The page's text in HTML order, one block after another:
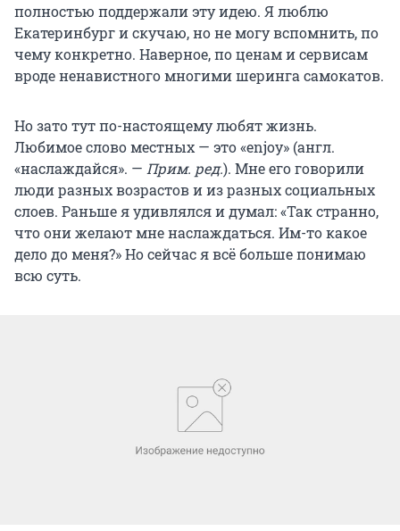
полностью поддержали эту идею. Я люблю
Екатеринбург и скучаю, но не могу вспомнить, по
чему конкретно. Наверное, по ценам и сервисам
вроде ненавистного многими шеринга самокатов.
Но зато тут по-настоящему любят жизнь.
Любимое слово местных — это «enjoy» (англ.
«наслаждайся». — Прим. ред.). Мне его говорили
люди разных возрастов и из разных социальных
слоев. Раньше я удивлялся и думал: «Так странно,
что они желают мне наслаждаться. Им-то какое
дело до меня?» Но сейчас я всё больше понимаю
всю суть.